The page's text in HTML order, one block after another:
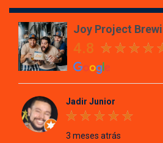
Joy Project
4.8
Jadir Junior
3 meses atrás